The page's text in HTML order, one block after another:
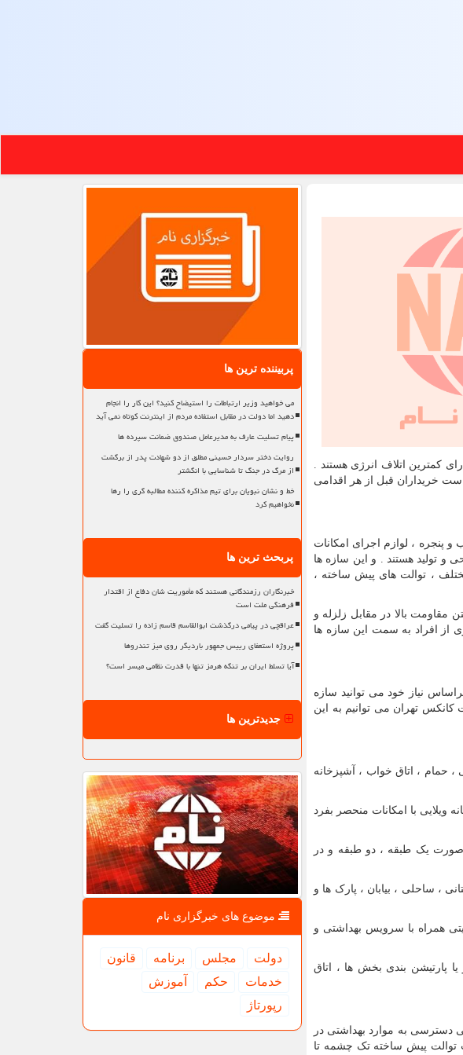
کمترین اتلاف انرژی هستند .
خریداران قبل از هر اقدامی
پنجره ، لوازم اجرای امکانات
و تولید هستند . و این سازه ها
، توالت های پیش ساخته ،
مقاومت بالا در مقابل زلزله و
از افراد به سمت این سازه ها
نیاز خود می توانید سازه
کانکس تهران می توانیم به این
حمام ، اتاق خواب ، آشپزخانه
ویلایی با امکانات منحصر بفرد
، 60 متر مربع ، 80 متر مربع ، 100 متر مربع و … به صورت یک طبقه ، دو طبقه و در
، ساحلی ، بیابان ، پارک ها و
همراه با سرویس بهداشتی و
پارتیشن بندی بخش ها ، اتاق
به موارد بهداشتی در
توالت پیش ساخته تک چشمه تا
پربیننده ترین ها
می خواهید وزیر ارتباطات را استیضاح کنید؟ این کار را انجام
دهید اما دولت در مقابل استفاده مردم از اینترنت کوتاه نمی آید
پیام تسلیت عارف به مدیرعامل صندوق ضمانت سپرده ها
روایت دختر سردار حسینی مطلق از دو شهادت پدر از برگشت
از مرگ در جنگ تا شناسایی با انگشتر
خط و نشان نبویان برای تیم مذاکره کننده مطالبه گری را رها
نخواهیم کرد
پربحث ترین ها
خبرنگاران رزمندگانی هستند که مأموریت شان دفاع از اقتدار
فرهنگی ملت است
عراقچی در پیامی درگذشت ابوالقاسم قاسم زاده را تسلیت گفت
پروژه استعفای رییس جمهور باردیگر روی میز تندروها
آیا تسلط ایران بر تنگه هرمز تنها با قدرت نظامی میسر است؟
جدیدترین ها
موضوع های خبرگزاری نام
دولت مجلس برنامه
قانون
خدمات
حكم
آموزش
رپورتاژ